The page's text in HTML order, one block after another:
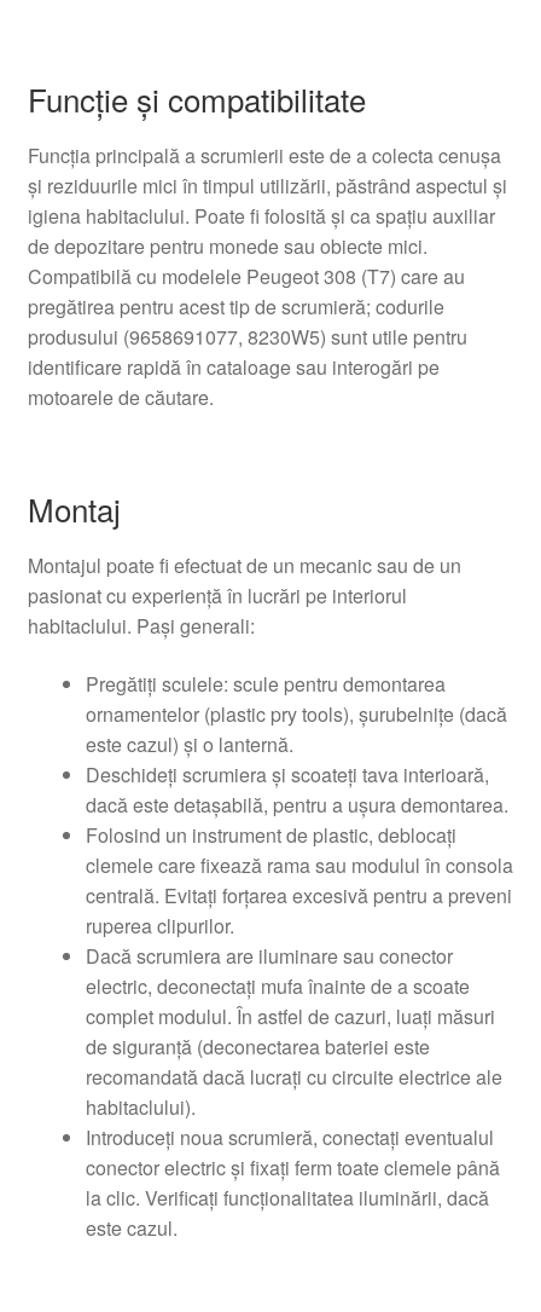
Funcție și compatibilitate
Funcția principală a scrumierii este de a colecta cenușa
și reziduurile mici în timpul utilizării, păstrând aspectul și
igiena habitaclului. Poate fi folosită și ca spațiu auxiliar
de depozitare pentru monede sau obiecte mici.
Compatibilă cu modelele Peugeot 308 (T7) care au
pregătirea pentru acest tip de scrumieră; codurile
produsului (9658691077, 8230W5) sunt utile pentru
identificare rapidă în cataloage sau interogări pe
motoarele de căutare.
Montaj
Montajul poate fi efectuat de un mecanic sau de un
pasionat cu experiență în lucrări pe interiorul
habitaclului. Pași generali:
Pregătiți sculele: scule pentru demontarea
ornamentelor (plastic pry tools), șurubelnițe (dacă
este cazul) și o lanternă.
Deschideți scrumiera și scoateți tava interioară,
dacă este detașabilă, pentru a ușura demontarea.
Folosind un instrument de plastic, deblocați
clemele care fixează rama sau modulul în consola
centrală. Evitați forțarea excesivă pentru a preveni
ruperea clipurilor.
Dacă scrumiera are iluminare sau conector
electric, deconectați mufa înainte de a scoate
complet modulul. În astfel de cazuri, luați măsuri
de siguranță (deconectarea bateriei este
recomandată dacă lucrați cu circuite electrice ale
habitaclului).
Introduceți noua scrumieră, conectați eventualul
conector electric și fixați ferm toate clemele până
la clic. Verificați funcționalitatea iluminării, dacă
este cazul.